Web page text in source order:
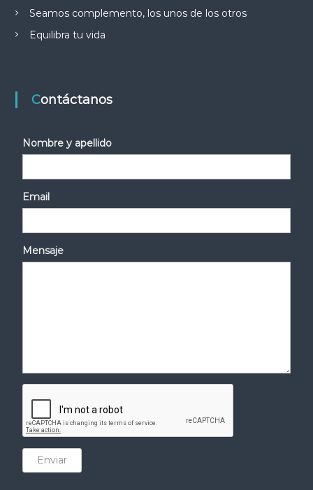
Seamos complemento, los unos de los otros
Equilibra tu vida
Contáctanos
Nombre y apellido
Email
Mensaje
Enviar